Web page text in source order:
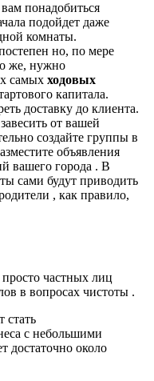
понадобиться
подойдет даже
комнаты.
но, по мере
же, нужно
самых ходовых
капитала.
доставку до клиента.
от вашей
создайте группы в
объявления
вашего города . В
сами будут приводить
, как правило,
частных лиц
в вопросах чистоты .
стать
с небольшими
достаточно около